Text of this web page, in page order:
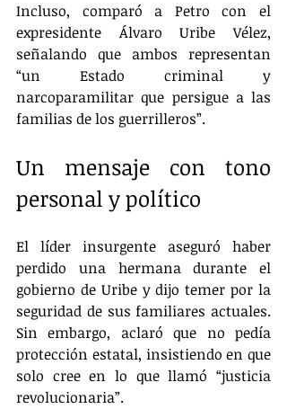
Incluso, comparó a Petro con el
expresidente Álvaro Uribe Vélez,
señalando que ambos representan
“un Estado criminal y
narcoparamilitar que persigue a las
familias de los guerrilleros”.
Un mensaje con tono
personal y político
El líder insurgente aseguró haber
perdido una hermana durante el
gobierno de Uribe y dijo temer por la
seguridad de sus familiares actuales.
Sin embargo, aclaró que no pedía
protección estatal, insistiendo en que
solo cree en lo que llamó “justicia
revolucionaria”.